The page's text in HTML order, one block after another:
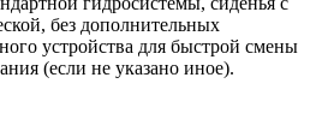
без дополнительных
устройства для быстрой смены
(если не указано иное).